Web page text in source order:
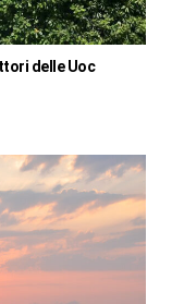
delle Uoc